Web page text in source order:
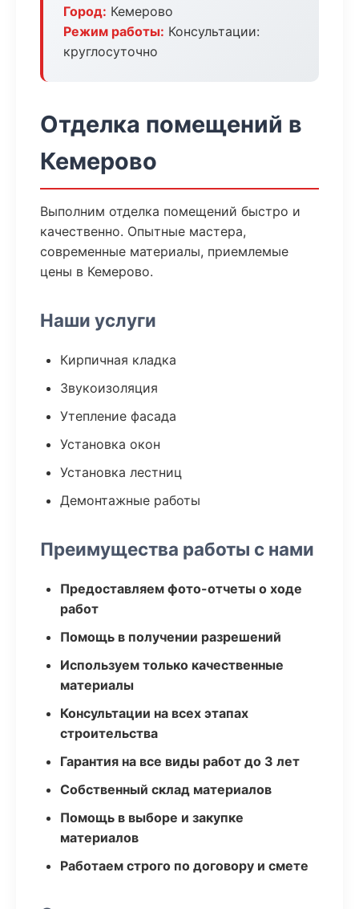
Город: Кемерово
Режим работы: Консультации:
круглосуточно
Отделка помещений в
Кемерово
Выполним отделка помещений быстро и
качественно. Опытные мастера,
современные материалы, приемлемые
цены в Кемерово.
Наши услуги
Кирпичная кладка
Звукоизоляция
Утепление фасада
Установка окон
Установка лестниц
Демонтажные работы
Преимущества работы с нами
Предоставляем фото-отчеты о ходе
работ
Помощь в получении разрешений
Используем только качественные
материалы
Консультации на всех этапах
строительства
Гарантия на все виды работ до 3 лет
Собственный склад материалов
Помощь в выборе и закупке
материалов
Работаем строго по договору и смете